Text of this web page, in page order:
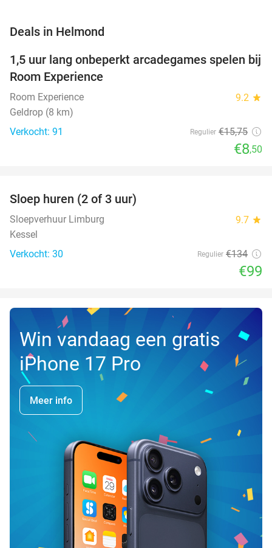
Deals in Helmond
46%
1,5 uur lang onbeperkt arcadegames spelen bij
Room Experience
Room Experience 9.2 star
Geldrop (8 km)
Verkocht: 91
Regulier €15,75
€8,50
NEW
TODAY
Sloep huren (2 of 3 uur)
Sloepverhuur Limburg 9.7 star
Kessel
Verkocht: 30
Regulier €134
€99
Win vandaag een gratis
iPhone 17 Pro
Meer info